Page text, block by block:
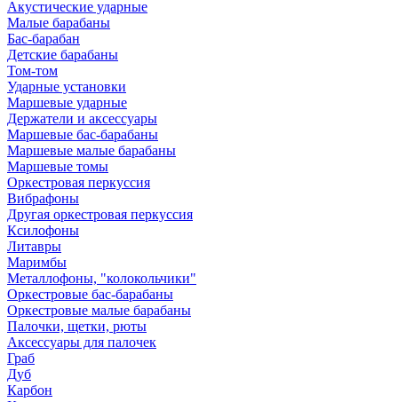
Акустические ударные
Mалые барабаны
Бас-барабан
Детские барабаны
Том-том
Ударные установки
Маршевые ударные
Держатели и аксессуары
Маршевые бас-барабаны
Маршевые малые барабаны
Маршевые томы
Оркестровая перкуссия
Вибрафоны
Другая оркестровая перкуссия
Ксилофоны
Литавры
Маримбы
Металлофоны, "колокольчики"
Оркестровые бас-барабаны
Оркестровые малые барабаны
Палочки, щетки, рюты
Аксессуары для палочек
Граб
Дуб
Карбон